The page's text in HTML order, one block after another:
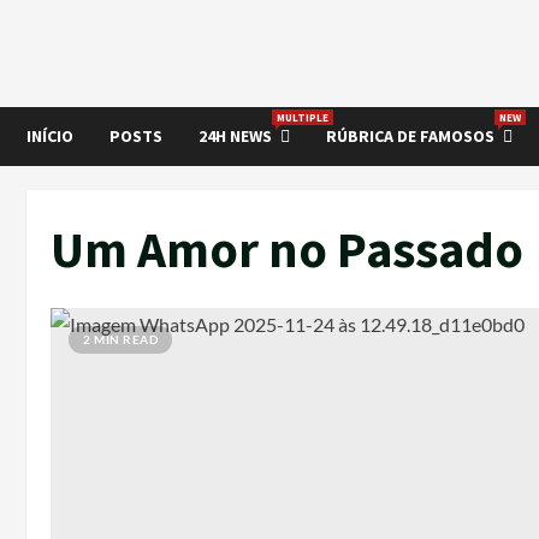
INÍCIO POSTS 24H NEWS
MULTIPLE
RÚBRICA DE FAMOSOS
NEW
Um Amor no Passado
2 MIN READ